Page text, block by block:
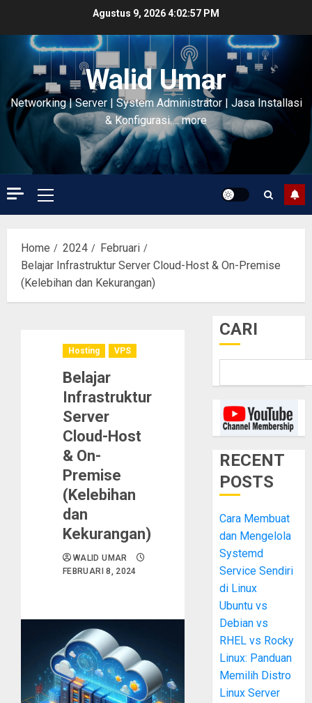
content
Agustus 9, 20264:02:58 PM
Walid Umar
Networking | Server | System Administrator | Jasa Installasi
& Konfigurasi…. more
Primary
Menu
Home 2024
Februari
Belajar Infrastruktur Server Cloud-Host & On-Premise
(Kelebihan dan Kekurangan)
Hosting VPS
Belajar
Infrastruktur
Server
Cloud-Host
& On-
Premise
(Kelebihan
dan
Kekurangan)
WALID UMAR
FEBRUARI 8, 2024
CARI
RECENT
POSTS
Cara Membuat
dan Mengelola
Systemd
Service Sendiri
di Linux
Ubuntu vs
Debian vs
RHEL vs Rocky
Linux: Panduan
Memilih Distro
Linux Server